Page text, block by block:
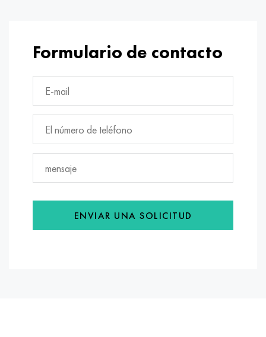
Formulario de contacto
ENVIAR UNA SOLICITUD